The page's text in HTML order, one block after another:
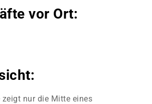
vor Ort:
zeigt nur die Mitte eines